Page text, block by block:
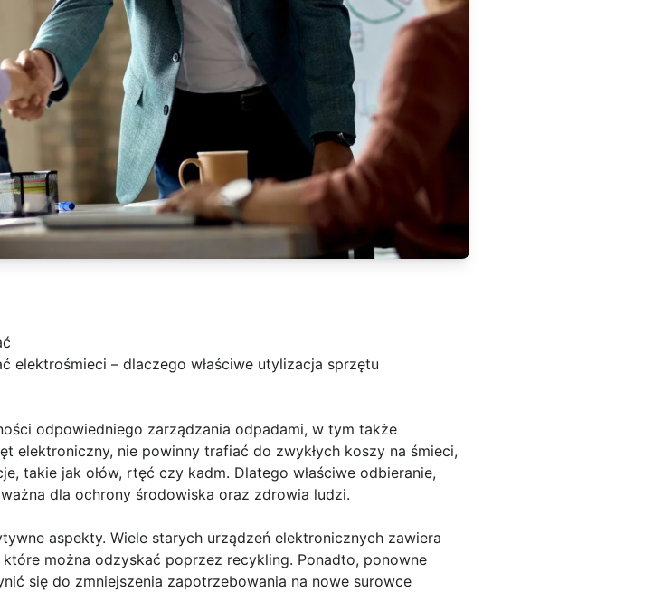
elektrośmieci – dlaczego właściwe utylizacja sprzętu
odpowiedniego zarządzania odpadami, w tym także
elektroniczny, nie powinny trafiać do zwykłych koszy na śmieci,
takie jak ołów, rtęć czy kadm. Dlatego właściwe odbieranie,
dla ochrony środowiska oraz zdrowia ludzi.
aspekty. Wiele starych urządzeń elektronicznych zawiera
można odzyskać poprzez recykling. Ponadto, ponowne
się do zmniejszenia zapotrzebowania na nowe surowce